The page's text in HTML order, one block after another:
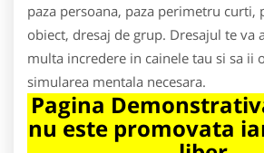
paza persoana, paza perimetru curti,
obiect, dresaj de grup. Dresajul te va
multa incredere in cainele tau si sa ii
simularea mentala necesara.
Pagina
nu este promovata